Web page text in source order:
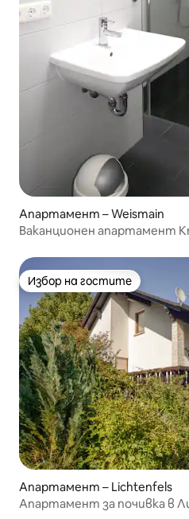
Апартамент – Weismain
Ваканционен апартамент
Избор на гостите
Избор на гостите
Апартамент – Lichtenfels
Апартамент за почивка в